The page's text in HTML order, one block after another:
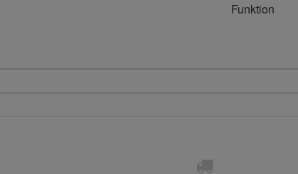
Funktion